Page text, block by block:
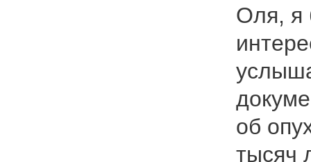
Оля, я
об
тысяч